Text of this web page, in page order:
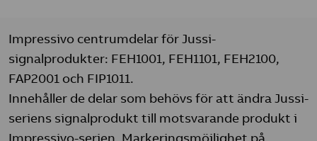
Impressivo centrumdelar för Jussi-
signalprodukter: FEH1001, FEH1101, FEH2100,
FAP2001 och FIP1011.
Innehåller de delar som behövs för att ändra Jussi-
seriens signalprodukt till motsvarande produkt i